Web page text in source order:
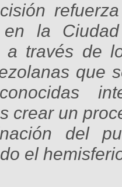
en la
a través de
que
crear un
del
el